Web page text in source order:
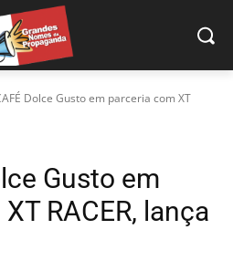
Dolce Gusto em parceria com XT
Gusto em
RACER, lança